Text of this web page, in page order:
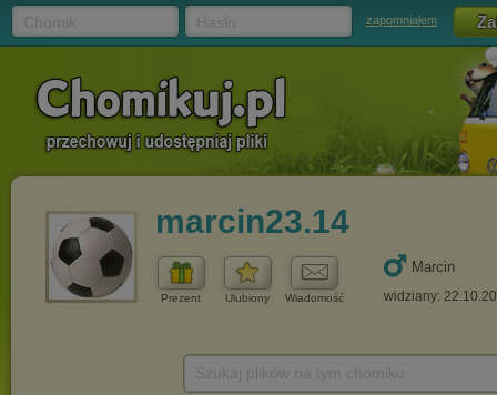
zapomniałem
marcin23.14
Prezent Ulubiony Wiadomość
Marcin
widziany: